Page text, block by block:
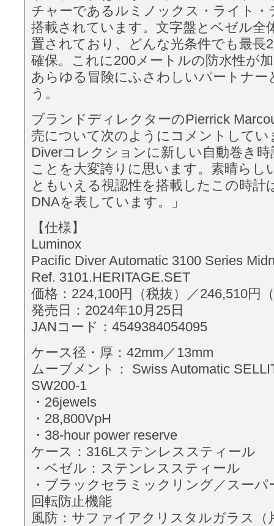
チャーであるルミノックス・ライト・
搭載されています。文字盤とベゼル全
置されており、どんな光条件でも最長
確保。これに200メートルの防水性が
あらゆる冒険にふさわしいパートナー
う。
ブランドディレクターのPierrick
売について次のようにコメントしてい
Diverコレクションに新しい自動巻き
ことを大変誇りに思います。素晴らし
ともいえる視認性を搭載したこの時計
DNAを表しています。」
【仕様】
Luminox
Pacific Diver Automatic 3100 Series
Ref. 3101.HERITAGE.SET
価格：224,100円（税抜）／246,510円
発売日：2024年10月25日
JANコード：4549384054095
ケース径・厚：42mm／13mm
ムーブメント： Swiss Automatic
SW200-1
・26jewels
・28,800VpH
・38-hour power reserve
ケース：316Lステンレススティール
・ベゼル：ステンレススティール
・ブラックセラミックリング／スー
回転防止機能
風防：サファイアクリスタルガラス（